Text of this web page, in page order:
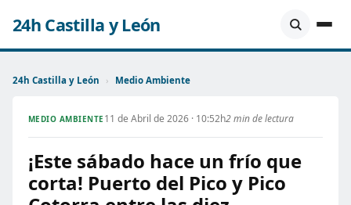
24h Castilla y León
24h Castilla y León › Medio Ambiente
MEDIO AMBIENTE 11 de Abril de 2026 · 10:52h2 min de lectura
¡Este sábado hace un frío que
corta! Puerto del Pico y Pico